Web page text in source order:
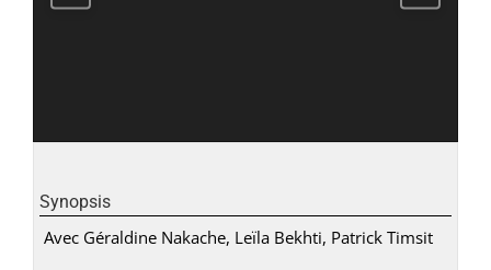
Synopsis
Avec Géraldine Nakache, Leïla Bekhti, Patrick Timsit